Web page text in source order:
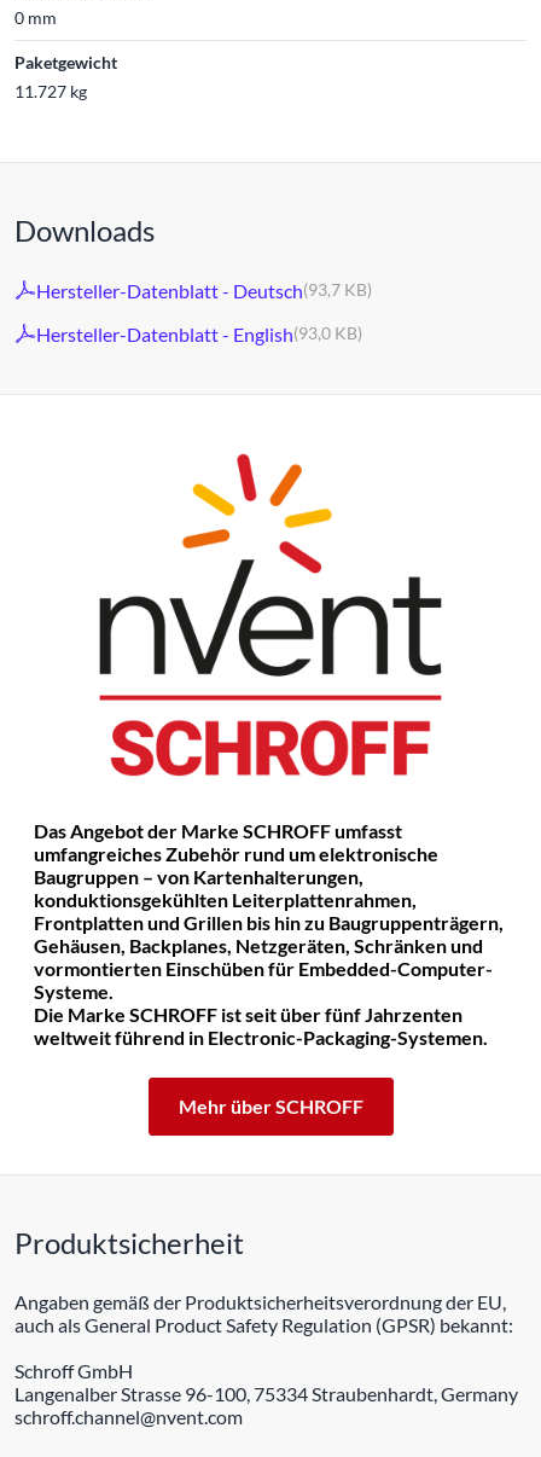
0 mm
Paketgewicht
11.727 kg
Downloads
Hersteller-Datenblatt - Deutsch(93,7 KB)
Hersteller-Datenblatt - English(93,0 KB)
Das Angebot der Marke SCHROFF umfasst
umfangreiches Zubehör rund um elektronische
Baugruppen – von Kartenhalterungen,
konduktionsgekühlten Leiterplattenrahmen,
Frontplatten und Grillen bis hin zu Baugruppenträgern,
Gehäusen, Backplanes, Netzgeräten, Schränken und
vormontierten Einschüben für Embedded-Computer-
Systeme.
Die Marke SCHROFF ist seit über fünf Jahrzenten
weltweit führend in Electronic-Packaging-Systemen.
Mehr über SCHROFF
Produktsicherheit
Angaben gemäß der Produktsicherheitsverordnung der EU,
auch als General Product Safety Regulation (GPSR) bekannt:
Schroff GmbH
Langenalber Strasse 96-100, 75334 Straubenhardt, Germany
schroff.channel@nvent.com